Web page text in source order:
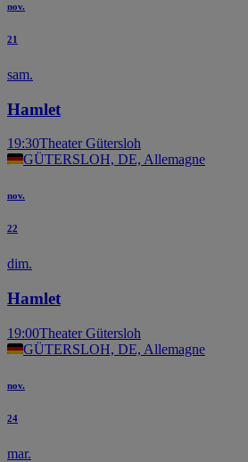
nov.
21
sam.
Hamlet
19:30Theater Gütersloh
GÜTERSLOH, DE, Allemagne
nov.
22
dim.
Hamlet
19:00Theater Gütersloh
GÜTERSLOH, DE, Allemagne
nov.
24
mar.